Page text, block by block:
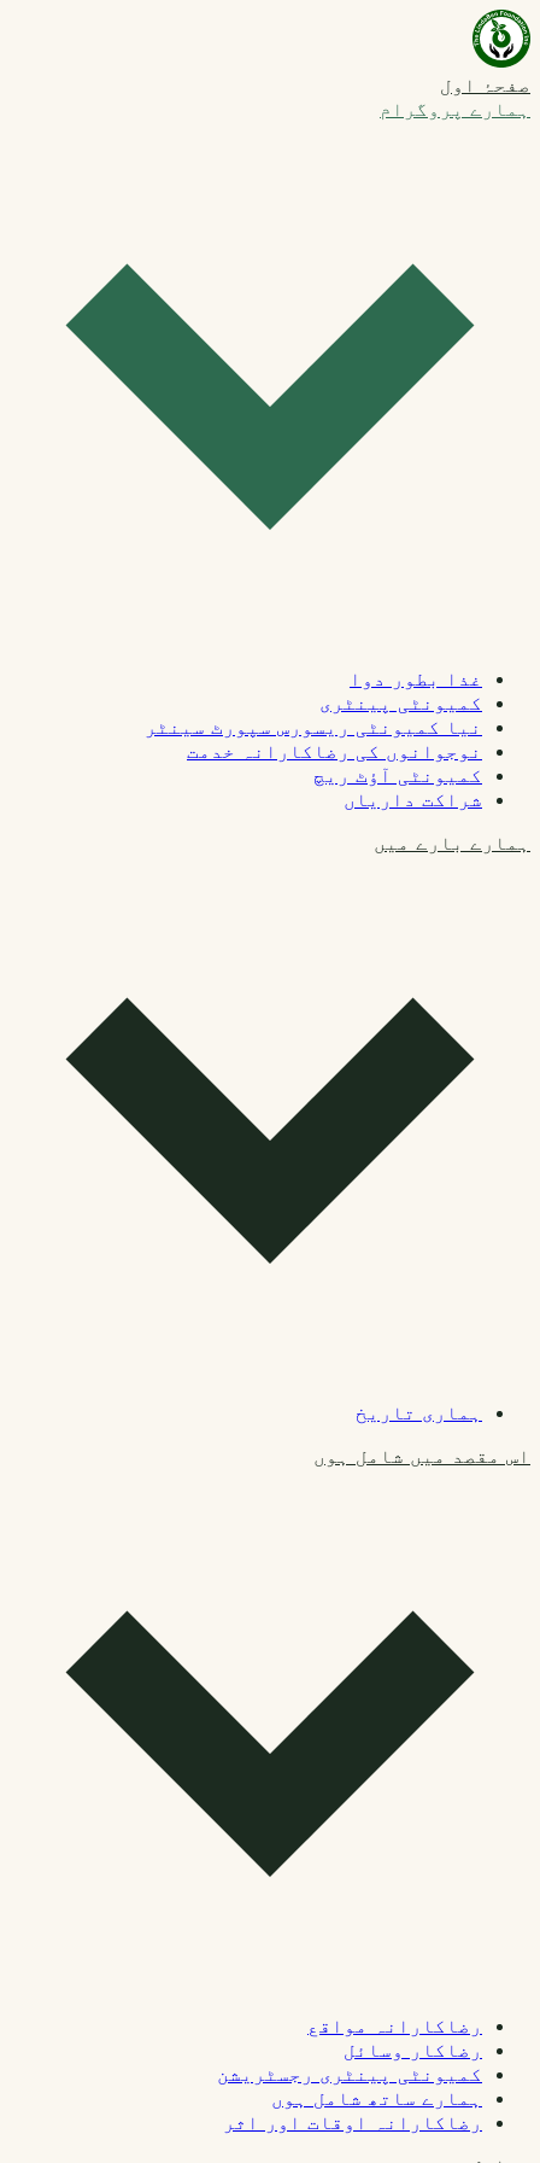
صفحۂ اول
ہمارے پروگرام
غذا بطور دوا
کمیونٹی پینٹری
نیا کمیونٹی ریسورس سپورٹ سینٹر
نوجوانوں کی رضاکارانہ خدمت
کمیونٹی آؤٹ ریچ
شراکت داریاں
ہمارے بارے میں
ہماری تاریخ
اس مقصد میں شامل ہوں
رضاکارانہ مواقع
رضاکار وسائل
کمیونٹی پینٹری رجسٹریشن
ہمارے ساتھ شامل ہوں
رضاکارانہ اوقات اور اثر